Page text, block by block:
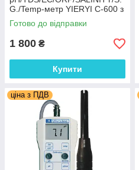
G./Temp-метр YIERYI C-600 з
термометром, змінним
електродом, АТС
Готово до відправки
1 800 ₴
Купити
ціна з ПДВ